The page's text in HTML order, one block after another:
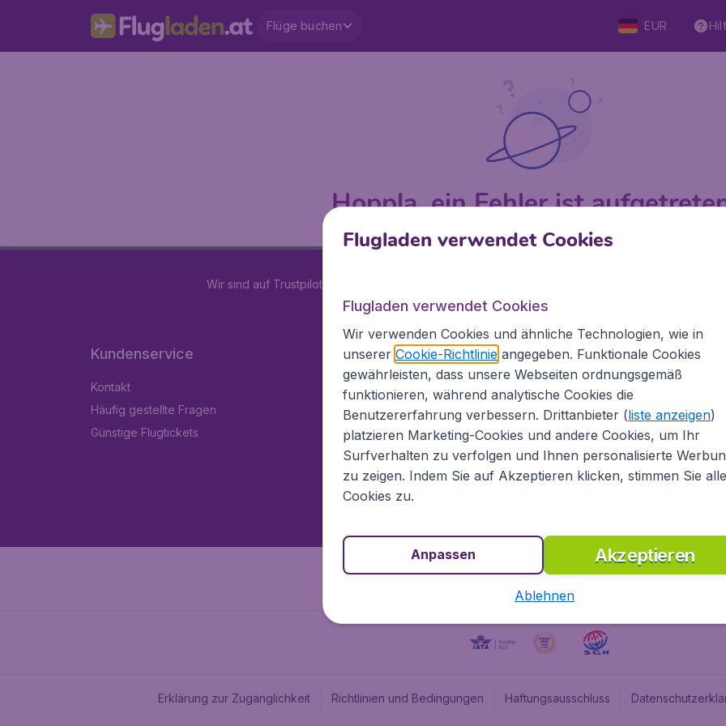
Flüge buchen EUR
Hoppla, ein Fehler ist
Wir sind auf Trustpilot mit
Kundenservice
Kontakt
Häufig gestellte Fragen
Günstige Flugtickets
Flugladen.at
Über Flugladen.at
Rechtliche Informationen
Impressum
Partnerprogramm
Stellenangebote
Erklärung zur Zugänglichkeit Richtlinien und Bedingungen Haftungsausschluss
Flugladen verwendet Cookies
Flugladen verwendet Cookies
Wir verwenden Cookies und ähnliche Technologien, wie in
unserer Cookie-Richtlinieangegeben. Funktionale Cookies
gewährleisten, dass unsere Webseiten ordnungsgemäß
funktionieren, während analytische Cookies die
Benutzererfahrung verbessern. Drittanbieter (liste anzeigen)
platzieren Marketing-Cookies und andere Cookies, um Ihr
Surfverhalten zu verfolgen und Ihnen personalisierte
zu zeigen. Indem Sie auf Akzeptieren klicken, stimmen Sie
Cookies zu.
Akzeptieren
Anpassen
Ablehnen